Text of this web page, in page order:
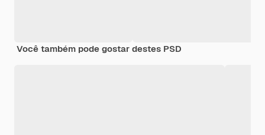
Você também pode gostar destes PSD